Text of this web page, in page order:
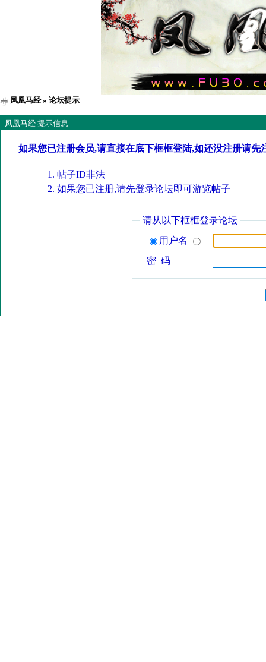
凤凰马经» 论坛提示
凤凰马经 提示信息
如果您已注册会员,请直接在底下框框登陆,如还没注册请先
帖子ID非法
如果您已注册,请先登录论坛即可游览帖子
请从以下框框登录论坛
用户名
密 码